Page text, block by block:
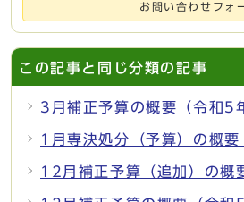
お問い合わせフォ
この記事と同じ分類の記事
3月補正予算の概要（令和5
1月専決処分（予算）の概要
12月補正予算（追加）の概